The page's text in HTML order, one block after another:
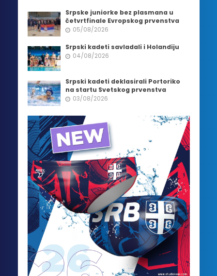
Srpske juniorke bez plasmana u
četvrtfinale Evropskog prvenstva
05/08/2026
Srpski kadeti savladali i Holandiju
04/08/2026
Srpski kadeti deklasirali Portoriko
na startu Svetskog prvenstva
03/08/2026